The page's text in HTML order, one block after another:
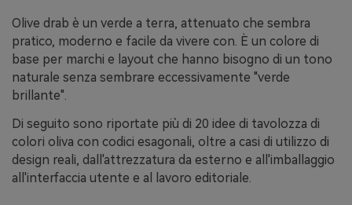
Olive drab è un verde a terra, attenuato che sembra
pratico, moderno e facile da vivere con. È un colore di
base per marchi e layout che hanno bisogno di un tono
naturale senza sembrare eccessivamente "verde
brillante".
Di seguito sono riportate più di 20 idee di tavolozza di
colori oliva con codici esagonali, oltre a casi di utilizzo di
design reali, dall'attrezzatura da esterno e all'imballaggio
all'interfaccia utente e al lavoro editoriale.